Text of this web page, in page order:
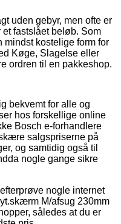
uden gebyr, men ofte er
fastslået beløb. Som
mindst kostelige form for
Køge, Slagelse eller
ordren til en pakkeshop.
bekvemt for alle og
hos forskellige online
Bosch e-forhandlere
salgspriserne på
og samtidig også til
nogle gange sikre
nogle internet
M/afsug 230mm
således at du er